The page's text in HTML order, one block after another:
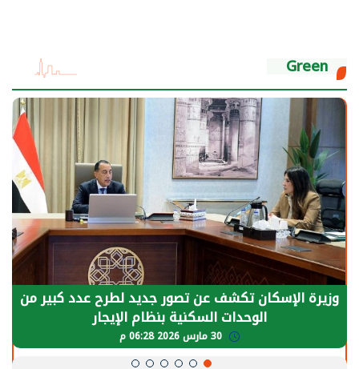
Green
وزيرة الإسكان تكشف عن تصور جديد لطرح عدد كبير من
الوحدات السكنية بنظام الإيجار